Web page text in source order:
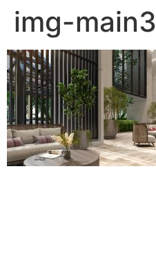
img-main3